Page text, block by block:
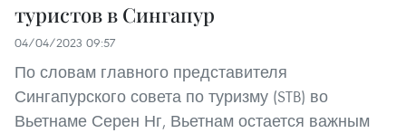
туристов в Сингапур
04/04/2023 09:57
По словам главного представителя
Сингапурского совета по туризму (STB) во
Вьетнаме Серен Нг, Вьетнам остается важным